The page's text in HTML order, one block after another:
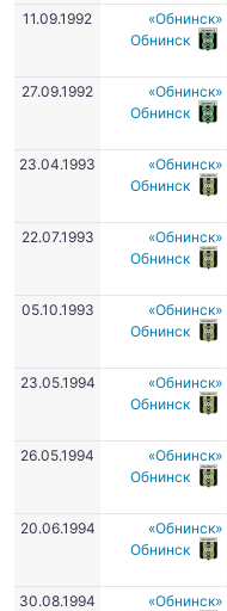
11.09.1992
«Обнинск»
Обнинск
27.09.1992
«Обнинск»
Обнинск
23.04.1993
«Обнинск»
Обнинск
22.07.1993
«Обнинск»
Обнинск
05.10.1993
«Обнинск»
Обнинск
23.05.1994
«Обнинск»
Обнинск
26.05.1994
«Обнинск»
Обнинск
20.06.1994
«Обнинск»
Обнинск
30.08.1994
«Обнинск»